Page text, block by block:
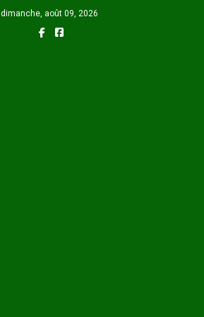
dimanche, août 09, 2026